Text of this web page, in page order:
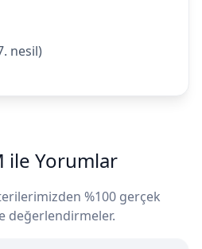
nesil)
ile Yorumlar
%100 gerçek
değerlendirmeler.